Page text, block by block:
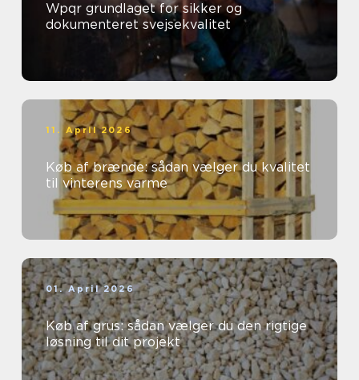
Wpqr grundlaget for sikker og
dokumenteret svejsekvalitet
11. April 2026
Køb af brænde: sådan vælger du kvalitet
til vinterens varme
01. April 2026
Køb af grus: sådan vælger du den rigtige
løsning til dit projekt